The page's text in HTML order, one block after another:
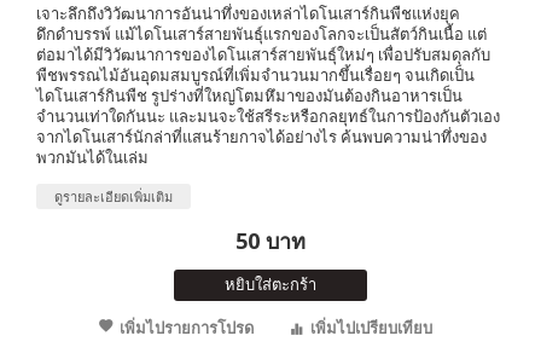
เจาะลึกถึงวิวัฒนาการอันน่าทึ่งของเหล่าไดโนเสาร์กินพืชแห่งยุค
ดึกดำบรรพ์ แม้ไดโนเสาร์สายพันธุ์แรกของโลกจะเป็นสัตว์กินเนื้อ แต่
ต่อมาได้มีวิวัฒนาการของไดโนเสาร์สายพันธุ์ใหม่ๆ เพื่อปรับสมดุลกับ
พืชพรรณไม้อันอุดมสมบูรณ์ที่เพิ่มจำนวนมากขึ้นเรื่อยๆ จนเกิดเป็น
ไดโนเสาร์กินพืช รูปร่างที่ใหญ่โตมหึมาของมันต้องกินอาหารเป็น
จำนวนเท่าใดกันนะ และมนจะใช้สรีระหรือกลยุทธ์ในการป้องกันตัวเอง
จากไดโนเสาร์นักล่าที่แสนร้ายกาจได้อย่างไร ค้นพบความน่าทึ่งของ
พวกมันได้ในเล่ม
ดูรายละเอียดเพิ่มเติม
50 บาท
หยิบใส่ตะกร้า
เพิ่มไปรายการโปรด
เพิ่มไปเปรียบเทียบ